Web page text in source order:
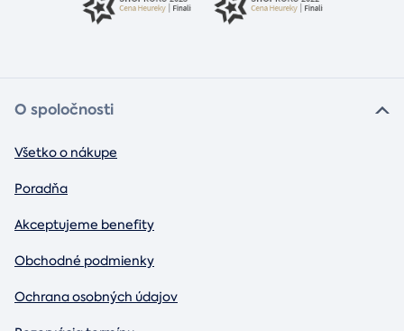
O spoločnosti
Všetko o nákupe
Poradňa
Akceptujeme benefity
Obchodné podmienky
Ochrana osobných údajov